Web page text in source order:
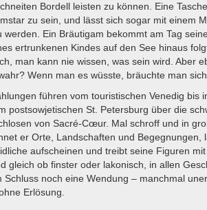
Bordell leisten zu können. Eine
zu sein, und lässt sich sogar mit einem
werden. Ein Bräutigam bekommt am Tag
ertrunkenen Kindes auf den See hinaus
man kann nie wissen, was sein wird. Aber
Wenn man es wüsste, bräuchte man
führen vom touristischen Venedig bis
postsowjetischen St. Petersburg über die
von Sacré-Cœur. Mal schroff und in
er Orte, Landschaften und Begegnungen,
aufscheinen und treibt seine Figuren
gleich ob finster oder lakonisch, in allen
Schluss noch eine Wendung – manchmal
Erlösung.